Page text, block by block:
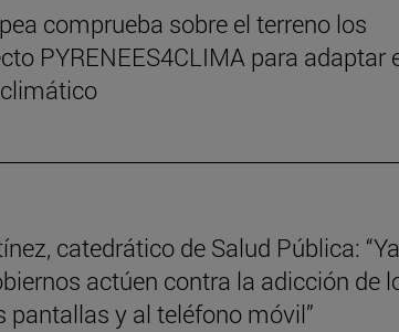
comprueba sobre el terreno los
PYRENEES4CLIMA para adaptar
catedrático de Salud Pública:
actúen contra la adicción de
pantallas y al teléfono móvil”